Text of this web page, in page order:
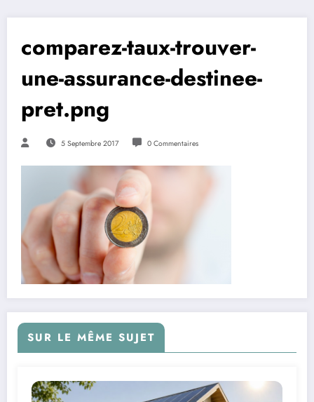
comparez-taux-trouver-
une-assurance-destinee-
pret.png
5 Septembre 2017 0 Commentaires
SUR LE MÊME SUJET